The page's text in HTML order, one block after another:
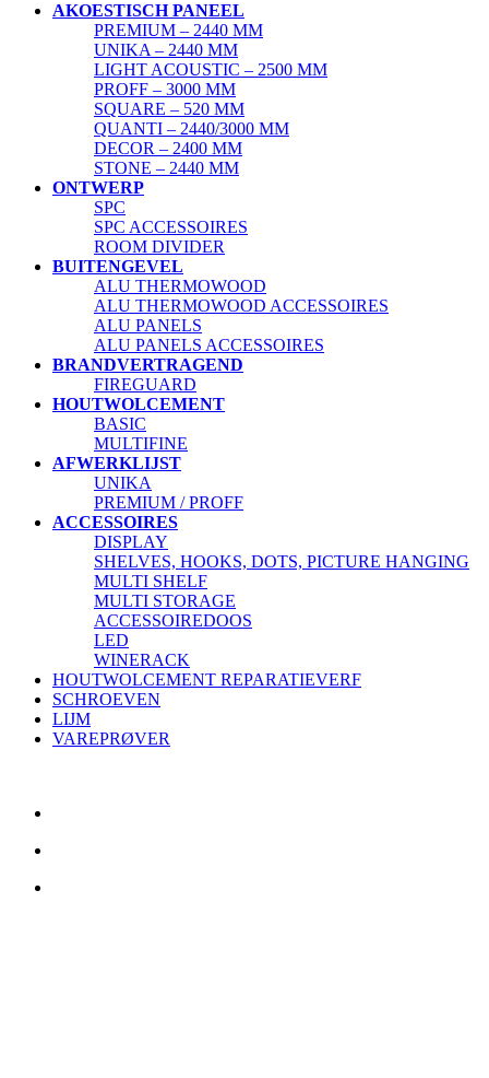
AKOESTISCH PANEEL
PREMIUM – 2440 MM
UNIKA – 2440 MM
LIGHT ACOUSTIC – 2500 MM
PROFF – 3000 MM
SQUARE – 520 MM
QUANTI – 2440/3000 MM
DECOR – 2400 MM
STONE – 2440 MM
ONTWERP
SPC
SPC ACCESSOIRES
ROOM DIVIDER
BUITENGEVEL
ALU THERMOWOOD
ALU THERMOWOOD ACCESSOIRES
ALU PANELS
ALU PANELS ACCESSOIRES
BRANDVERTRAGEND
FIREGUARD
HOUTWOLCEMENT
BASIC
MULTIFINE
AFWERKLIJST
UNIKA
PREMIUM / PROFF
ACCESSOIRES
DISPLAY
SHELVES, HOOKS, DOTS, PICTURE HANGING
MULTI SHELF
MULTI STORAGE
ACCESSOIREDOOS
LED
WINERACK
HOUTWOLCEMENT REPARATIEVERF
SCHROEVEN
LIJM
VAREPRØVER